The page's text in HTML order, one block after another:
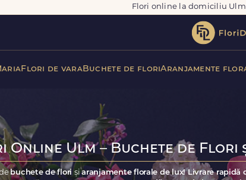
Flori online la domiciliu
Flori de varaBuchete de floriAranjamente
Online Ulm – Buchete de
buchete de flori șiaranjamente florale de lux! Livrare rapidă